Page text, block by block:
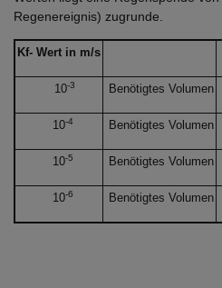
Regenereignis) zugrunde.
Kf- Wert in m/s
10-3 Benötigtes Volumen
10-4 Benötigtes Volumen
10-5 Benötigtes Volumen
10-6 Benötigtes Volumen